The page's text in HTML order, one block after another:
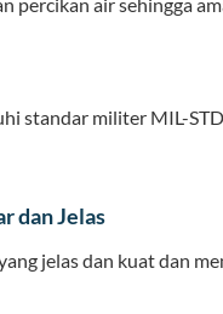
percikan air sehingga
standar militer MIL-
dan Jelas
jelas dan kuat dan